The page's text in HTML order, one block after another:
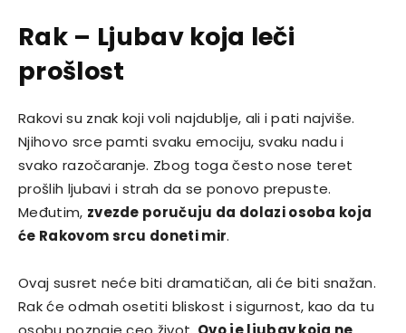
Rak – Ljubav koja leči
prošlost
Rakovi su znak koji voli najdublje, ali i pati najviše.
Njihovo srce pamti svaku emociju, svaku nadu i
svako razočaranje. Zbog toga često nose teret
prošlih ljubavi i strah da se ponovo prepuste.
Međutim, zvezde poručuju da dolazi osoba koja
će Rakovom srcu doneti mir.
Ovaj susret neće biti dramatičan, ali će biti snažan.
Rak će odmah osetiti bliskost i sigurnost, kao da tu